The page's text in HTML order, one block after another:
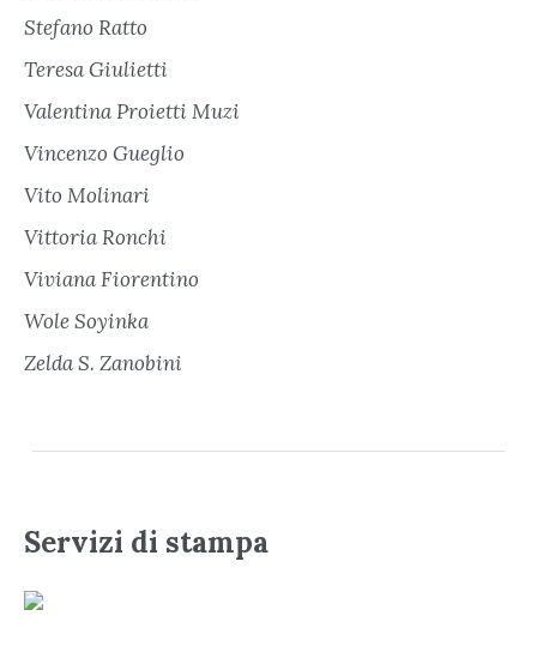
Stefano Ratto
Teresa Giulietti
Valentina Proietti Muzi
Vincenzo Gueglio
Vito Molinari
Vittoria Ronchi
Viviana Fiorentino
Wole Soyinka
Zelda S. Zanobini
Servizi di stampa